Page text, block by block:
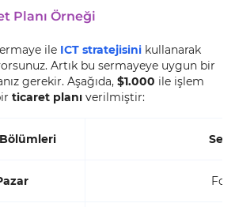
Planı Örneği
ile ICT stratejisini kullanarak
Artık bu sermayeye uygun bir
gerekir. Aşağıda, $1.000 ile işlem
ticaret planı verilmiştir: